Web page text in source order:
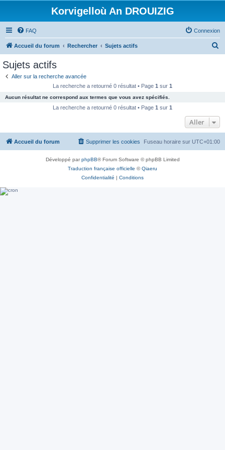
Korvigelloù An DROUIZIG
FAQ Connexion
Accueil du forum Rechercher Sujets actifs
c
e
Sujets actifs
Aller sur la recherche avancée
La recherche a retourné 0 résultat • Page 1 sur 1
Aucun résultat ne correspond aux termes que vous avez spécifiés.
La recherche a retourné 0 résultat • Page 1 sur 1
Aller
Accueil du forum Fuseau horaire sur UTC+01:00
Supprimer les cookies
Développé parphpBB® Forum Software © phpBB Limited
Traduction française officielle ©Qiaeru
Confidentialité | Conditions